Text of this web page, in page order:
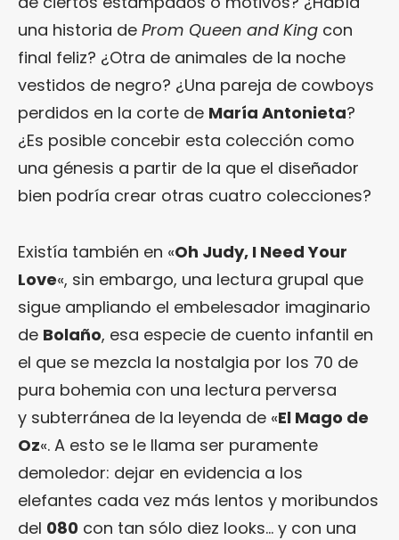
una historia de Prom Queen and King con
final feliz? ¿Otra de animales de la noche
vestidos de negro? ¿Una pareja de cowboys
perdidos en la corte de María Antonieta?
¿Es posible concebir esta colección como
una génesis a partir de la que el diseñador
bien podría crear otras cuatro colecciones?
Existía también en «Oh Judy, I Need Your
Love«, sin embargo, una lectura grupal que
sigue ampliando el embelesador imaginario
de Bolaño, esa especie de cuento infantil en
el que se mezcla la nostalgia por los 70 de
pura bohemia con una lectura perversa
y subterránea de la leyenda de «El Mago de
Oz«. A esto se le llama ser puramente
demoledor: dejar en evidencia a los
elefantes cada vez más lentos y moribundos
del 080 con tan sólo diez looks… y con una